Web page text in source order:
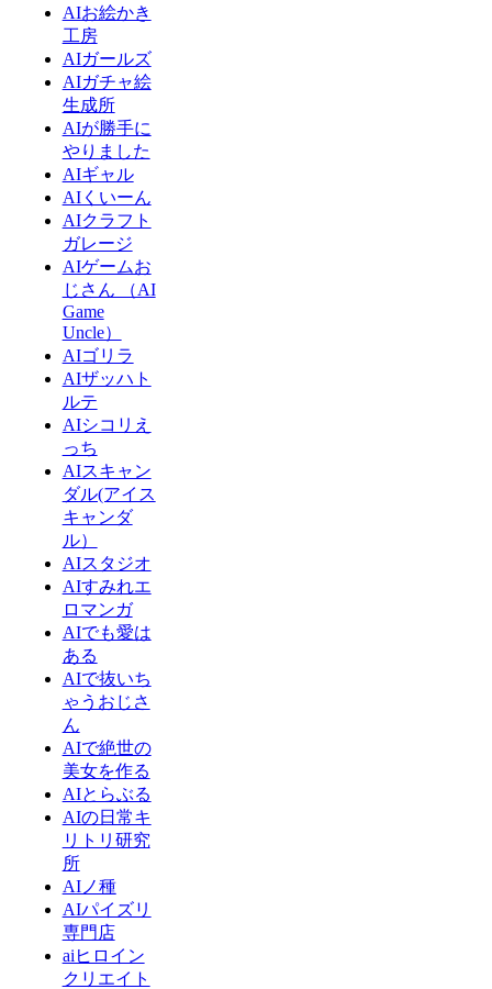
AIお絵かき
工房
AIガールズ
AIガチャ絵
生成所
AIが勝手に
やりました
AIギャル
AIくいーん
AIクラフト
ガレージ
AIゲームお
じさん （AI
Game
Uncle）
AIゴリラ
AIザッハト
ルテ
AIシコリえ
っち
AIスキャン
ダル(アイス
キャンダ
ル）
AIスタジオ
AIすみれエ
ロマンガ
AIでも愛は
ある
AIで抜いち
ゃうおじさ
ん
AIで絶世の
美女を作る
AIとらぶる
AIの日常キ
リトリ研究
所
AIノ種
AIパイズリ
専門店
aiヒロイン
クリエイト